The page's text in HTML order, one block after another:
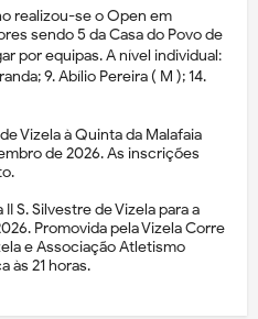
realizou-se o Open em
sendo 5 da Casa do Povo de
por equipas. A nível individual:
9. Abílio Pereira ( M ); 14.
Vizela à Quinta da Malafaia
de 2026. As inscrições
II S. Silvestre de Vizela para a
Promovida pela Vizela Corre
e Associação Atletismo
às 21 horas.